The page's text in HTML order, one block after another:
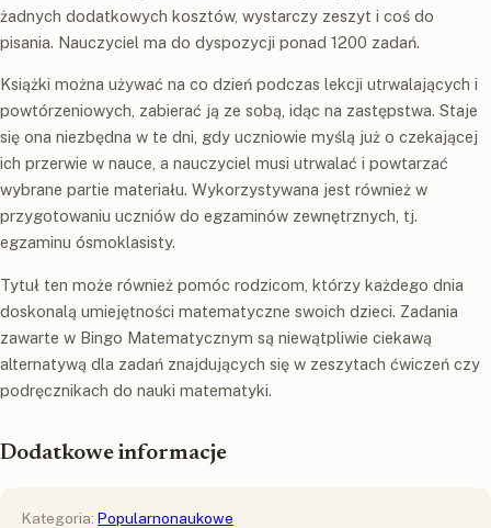
żadnych dodatkowych kosztów, wystarczy zeszyt i coś do
pisania. Nauczyciel ma do dyspozycji ponad 1200 zadań.
Książki można używać na co dzień podczas lekcji utrwalających i
powtórzeniowych, zabierać ją ze sobą, idąc na zastępstwa. Staje
się ona niezbędna w te dni, gdy uczniowie myślą już o czekającej
ich przerwie w nauce, a nauczyciel musi utrwalać i powtarzać
wybrane partie materiału. Wykorzystywana jest również w
przygotowaniu uczniów do egzaminów zewnętrznych, tj.
egzaminu ósmoklasisty.
Tytuł ten może również pomóc rodzicom, którzy każdego dnia
doskonalą umiejętności matematyczne swoich dzieci. Zadania
zawarte w Bingo Matematycznym są niewątpliwie ciekawą
alternatywą dla zadań znajdujących się w zeszytach ćwiczeń czy
podręcznikach do nauki matematyki.
Dodatkowe informacje
Kategoria: Popularnonaukowe